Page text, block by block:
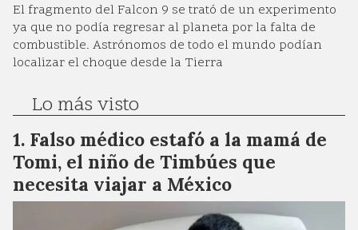
El fragmento del Falcon 9 se trató de un experimento
ya que no podía regresar al planeta por la falta de
combustible. Astrónomos de todo el mundo podían
localizar el choque desde la Tierra
Lo más visto
Falso médico estafó a la mamá de
Tomi, el niño de Timbúes que
necesita viajar a México